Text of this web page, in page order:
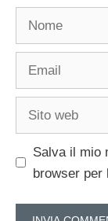
Salva il mio
browser per